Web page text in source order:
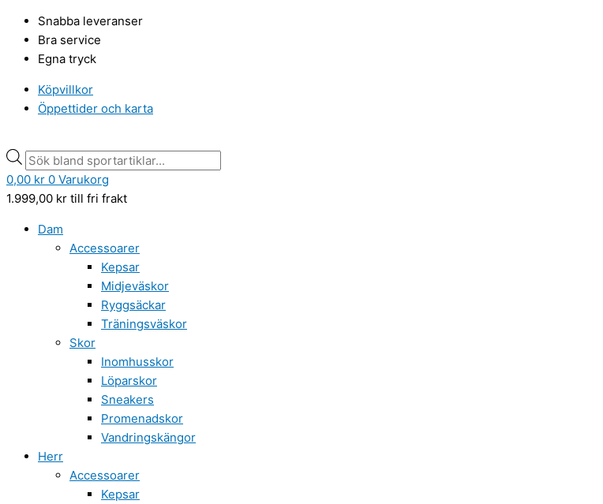
innehåll
Snabba leveranser
Bra service
Egna tryck
Köpvillkor
Öppettider och karta
search
0,00 kr 0 Varukorg
1.999,00 kr till fri frakt
Dam
Accessoarer
Kepsar
Midjeväskor
Ryggsäckar
Träningsväskor
Skor
Inomhusskor
Löparskor
Sneakers
Promenadskor
Vandringskängor
Herr
Accessoarer
Kepsar
search
Regnställ
Waterman
Plastic
Pink
mängd